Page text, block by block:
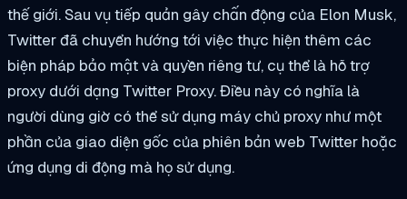
thế giới. Sau vụ tiếp quản gây chấn động của Elon Musk,
Twitter đã chuyển hướng tới việc thực hiện thêm các
biện pháp bảo mật và quyền riêng tư, cụ thể là hỗ trợ
proxy dưới dạng Twitter Proxy. Điều này có nghĩa là
người dùng giờ có thể sử dụng máy chủ proxy như một
phần của giao diện gốc của phiên bản web Twitter hoặc
ứng dụng di động mà họ sử dụng.